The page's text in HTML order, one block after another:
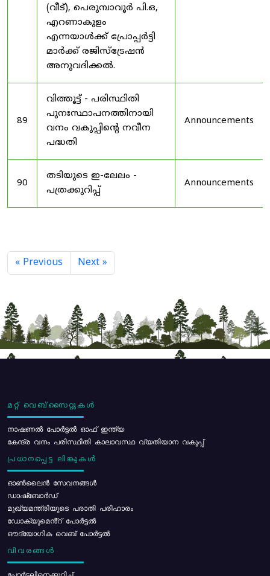
(വീട്), പെരുമ്പാവൂർ പി.ഒ,
എറണാകുളം
എന്നയാൾക്ക് പ്രോപ്പർട്ടി
മാർക്ക് രജിസ്ട്രേഷൻ
അനുവദിക്കൽ.
89
വിത്തൂട്ട് - പരിസ്ഥിതി
പുനഃസ്ഥാപനത്തിനായി
വനം വകുപ്പിന്റെ നവീന
പദ്ധതി
Announcements
90
തടിയുടെ ഇ-ലേലം -
പത്രക്കുറിപ്പ്
Announcements
« Previous Next »
മറ്റ് വെബ്സൈറ്റുകൾ
നാഷണൽ പോർട്ടൽ ഓഫ് ഇന്ത്യ
കേന്ദ്ര വനം പരിസ്ഥിതി കാലാവസ്ഥ വ്യതിയാന വകുപ്പ്
പ്രധാനപ്പെട്ട ലിങ്കുകൾ
ഓൺലൈൻ സേവനങ്ങൾ
ഡാഷ്ബോർഡ്
മുഖ്യമന്ത്രിയുടെ പരാതി പരിഹാരം
ഡോക്യുമെൻ്റ് പോർട്ടൽ
ഔദ്യോഗിക വെബ് പോർട്ടൽ
വിവരങ്ങൾ
പോര്‍ട്ടലിനെക്കുറിച്ച്